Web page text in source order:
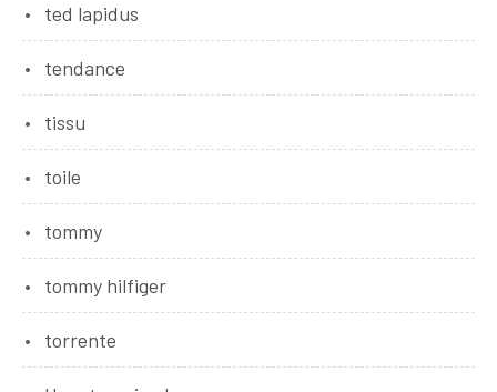
ted lapidus
tendance
tissu
toile
tommy
tommy hilfiger
torrente